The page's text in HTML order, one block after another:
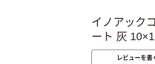
イノアック
ート 灰
レビューを書